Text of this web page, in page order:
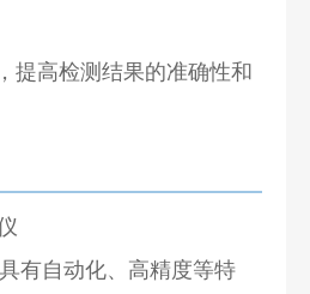
提高检测结果的准确性和
有自动化、高精度等特